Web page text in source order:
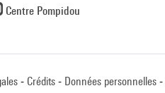
Centre Pompidou
Crédits Données personnelles